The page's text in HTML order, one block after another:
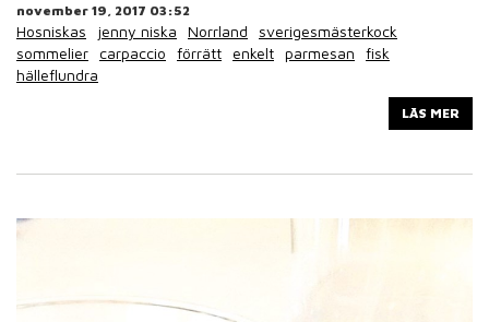
november 19, 2017 03:52
Hosniskas jenny niska Norrland
sverigesmästerkock
sommelier
carpaccio förrätt enkelt parmesan
fisk
hälleflundra
LÄS MER